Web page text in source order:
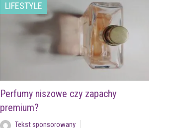
LIFESTYLE
Perfumy niszowe czy zapachy
premium?
Tekst sponsorowany